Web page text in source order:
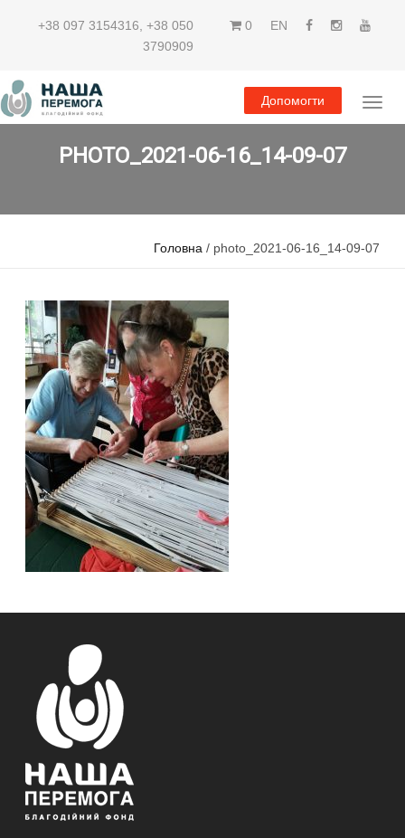
+38 097 3154316 +38 050
3790909
0 EN
Допомогти
PHOTO_2021-06-16_14-09-07
Головна / photo_2021-06-16_14-09-07